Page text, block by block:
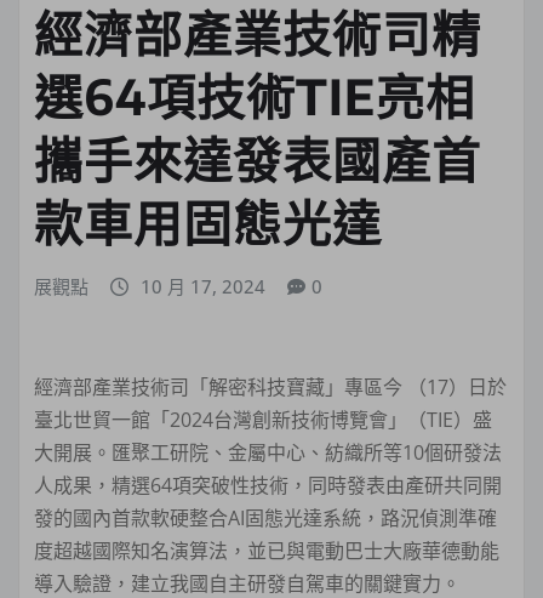
經濟部產業技術司精
選64項技術TIE亮相
攜手來達發表國產首
款車用固態光達
展觀點 10 月 17, 2024 0
經濟部產業技術司「解密科技寶藏」專區今 （17）日於
臺北世貿一館「2024台灣創新技術博覽會」（TIE）盛
大開展。匯聚工研院、金屬中心、紡織所等10個研發法
人成果，精選64項突破性技術，同時發表由產研共同開
發的國內首款軟硬整合AI固態光達系統，路況偵測準確
度超越國際知名演算法，並已與電動巴士大廠華德動能
導入驗證，建立我國自主研發自駕車的關鍵實力。